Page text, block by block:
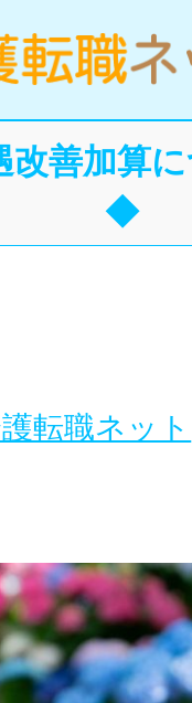
改善加算
◆
転職ネット